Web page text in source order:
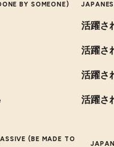
BY SOMEONE)
活躍さ
活躍さ
活躍さ
活躍さ
(BE MADE TO